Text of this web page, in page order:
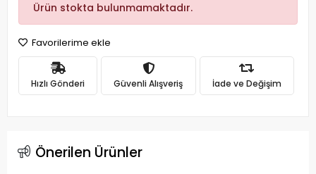
Ürün stokta bulunmamaktadır.
Favorilerime ekle
Hızlı Gönderi Güvenli Alışveriş İade ve Değişim
Önerilen Ürünler